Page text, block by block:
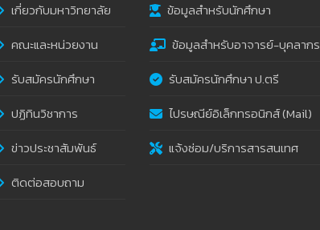
เกี่ยวกับมหาวิทยาลัย
คณะและหน่วยงาน
รับสมัครนักศึกษา
ปฏิทินวิชาการ
ข่าวประชาสัมพันธ์
ติดต่อสอบถาม
ข้อมูลสำหรับนักศึกษา
ข้อมูลสำหรับอาจารย์-บุคลากร
รับสมัครนักศึกษา ป.ตรี
ไปรษณีย์อิเล็กทรอนิกส์ (Mail)
แจ้งซ่อม/บริการสารสนเทศ